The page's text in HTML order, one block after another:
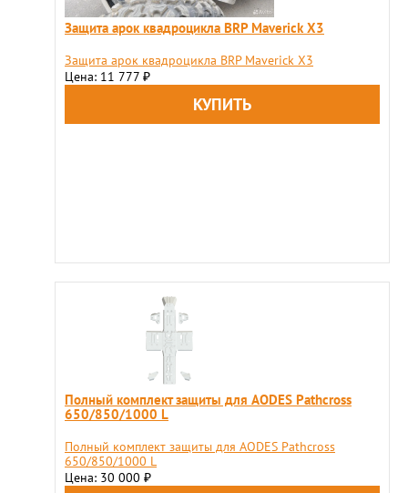
Защита арок квадроцикла BRP Maverick X3
Защита арок квадроцикла BRP Maverick X3
Цена: 11 777 ₽
Полный комплект защиты для AODES Pathcross
650/850/1000 L
Полный комплект защиты для AODES Pathcross
650/850/1000 L
Цена: 30 000 ₽